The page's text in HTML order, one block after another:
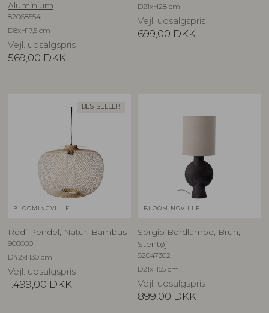
Aluminium
82068554
D8xH17,5 cm
Vejl. udsalgspris
569,00 DKK
D21xH28 cm
Vejl. udsalgspris
699,00 DKK
BESTSELLER
BLOOMINGVILLE
Rodi Pendel, Natur, Bambus
906000
D42xH30 cm
Vejl. udsalgspris
1.499,00 DKK
BLOOMINGVILLE
Sergio Bordlampe, Brun,
Stentøj
82047302
D21xH55 cm
Vejl. udsalgspris
899,00 DKK